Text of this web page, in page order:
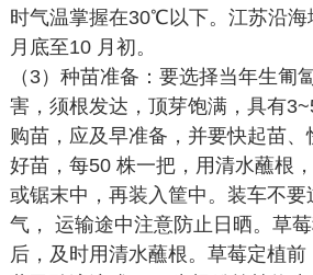
时气温掌握在30℃以下。江苏沿海
月底至10 月初。
（3）种苗准备：要选择当年生匍
害，须根发达，顶芽饱满，具有
购苗，应及早准备，并要快起苗
好苗，每50 株一把，用清水蘸根
或锯末中，再装入筐中。装车不要
气， 运输途中注意防止日晒。草
后，及时用清水蘸根。草莓定植